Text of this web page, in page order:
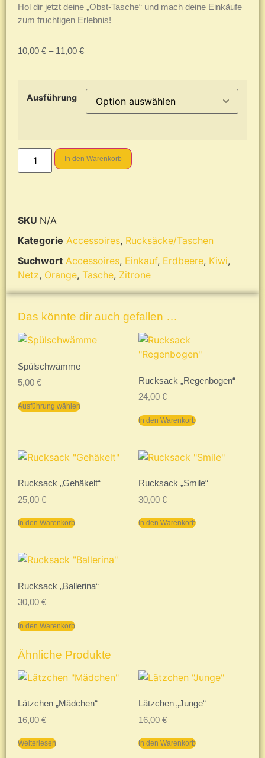
Hol dir jetzt deine „Obst-Tasche“ und mach deine Einkäufe
zum fruchtigen Erlebnis!
10,00 € – 11,00 €
Ausführung
In den Warenkorb
SKU N/A
Kategorie Accessoires, Rucksäcke/Taschen
Suchwort Accessoires, Einkauf, Erdbeere, Kiwi,
Netz, Orange, Tasche, Zitrone
Das könnte dir auch gefallen …
Spülschwämme
5,00 €
Ausführung wählen
Rucksack „Regenbogen“
24,00 €
In den Warenkorb
Rucksack „Gehäkelt“
25,00 €
In den Warenkorb
Rucksack „Smile“
30,00 €
In den Warenkorb
Rucksack „Ballerina“
30,00 €
In den Warenkorb
Ähnliche Produkte
Lätzchen „Mädchen“
16,00 €
Weiterlesen
Lätzchen „Junge“
16,00 €
In den Warenkorb